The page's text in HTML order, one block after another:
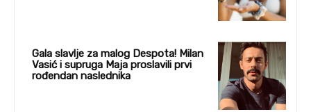
Gala slavlje za malog Despota! Milan
Vasić i supruga Maja proslavili prvi
rođendan naslednika